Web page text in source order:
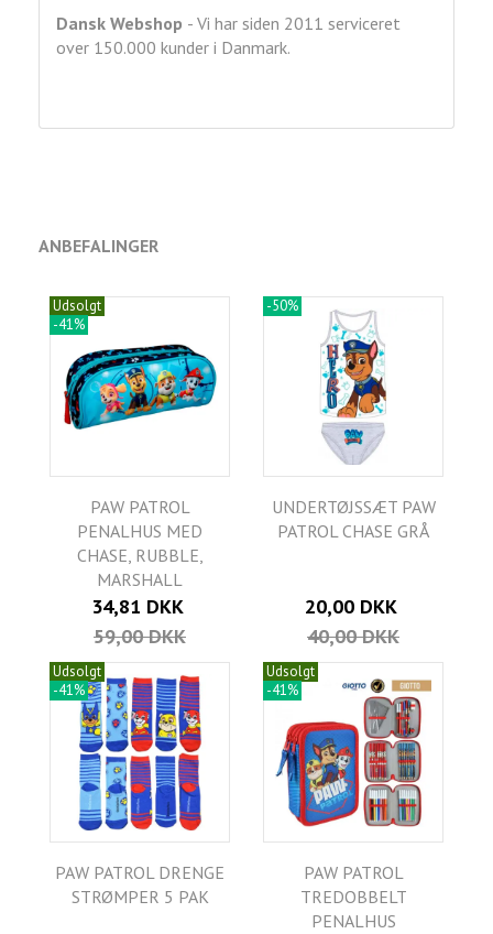
Dansk Webshop - Vi har siden 2011 serviceret
over 150.000 kunder i Danmark.
ANBEFALINGER
Udsolgt
-41%
PAW PATROL
PENALHUS MED
CHASE, RUBBLE,
MARSHALL
34,81 DKK
59,00 DKK
-50%
UNDERTØJSSÆT PAW
PATROL CHASE GRÅ
20,00 DKK
40,00 DKK
Udsolgt
-41%
PAW PATROL DRENGE
STRØMPER 5 PAK
Udsolgt
-41%
PAW PATROL
TREDOBBELT
PENALHUS